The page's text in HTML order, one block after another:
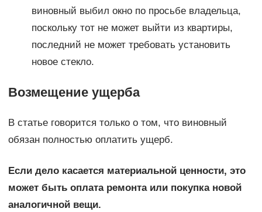
виновный выбил окно по просьбе владельца,
поскольку тот не может выйти из квартиры,
последний не может требовать установить
новое стекло.
Возмещение ущерба
В статье говорится только о том, что виновный
обязан полностью оплатить ущерб.
Если дело касается материальной ценности, это
может быть оплата ремонта или покупка новой
аналогичной вещи.